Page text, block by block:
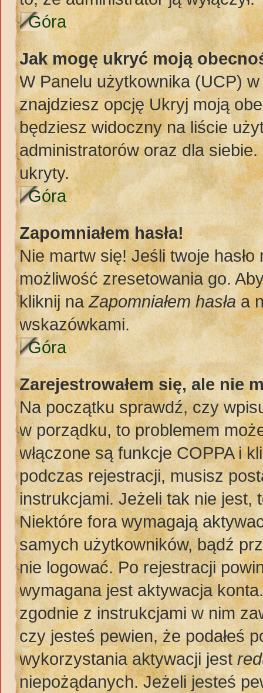
Góra
Jak mogę ukryć moją
W Panelu użytkownika (UCP) w
znajdziesz opcję Ukryj moją
będziesz widoczny na liście
administratorów oraz dla
ukryty.
Góra
Zapomniałem hasła!
Nie martw się! Jeśli twoje
możliwość zresetowania go.
kliknij naZapomniałem hasłaa
wskazówkami.
Góra
Zarejestrowałem się, ale nie
Na początku sprawdź, czy
w porządku, to problemem
włączone są funkcje COPPA i
podczas rejestracji, musisz
instrukcjami. Jeżeli tak nie jest,
Niektóre fora wymagają
samych użytkowników, bądź
nie logować. Po rejestracji
wymagana jest aktywacja
zgodnie z instrukcjami w nim
czy jesteś pewien, że podałeś
wykorzystania aktywacji jest
niepożądanych. Jeżeli jesteś